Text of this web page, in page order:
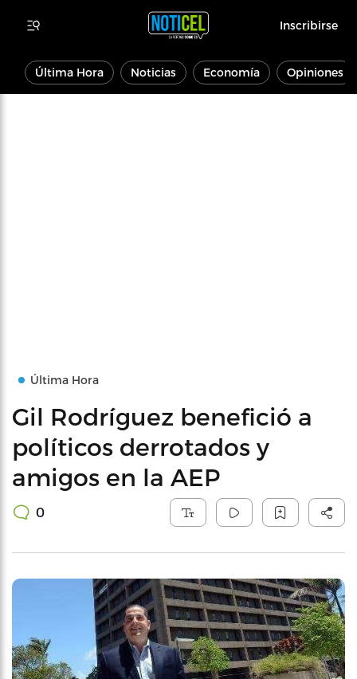
Inscribirse
Última Hora Noticias Economía Opiniones
Última Hora
Gil Rodríguez benefició a
políticos derrotados y
amigos en la AEP
0